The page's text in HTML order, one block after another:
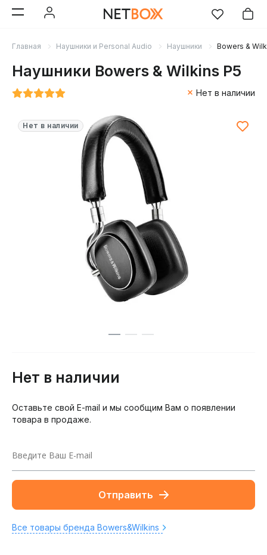
Главная Наушники и Personal Audio Наушники Bowers &
Наушники Bowers & Wilkins P5
Нет в наличии
Нет в наличии
Нет в наличии
Оставьте свой E-mail и мы сообщим Вам о появлении
товара в продаже.
Отправить
Все товары бренда Bowers&Wilkins